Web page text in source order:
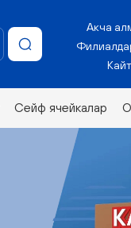
Сейф ячейкалар
Акча